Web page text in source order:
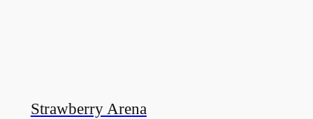
Strawberry Arena